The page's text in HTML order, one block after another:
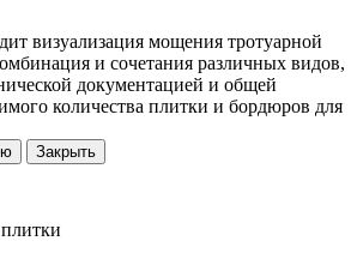
визуализация мощения тротуарной
и сочетания различных видов,
документацией и общей
количества плитки и бордюров для
Закрыть